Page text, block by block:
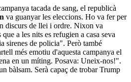
tacada de sang, el republicà
va guanyar les eleccions. Ho va fer per
discurs de llei i ordre. Nixon va
a les nits es refugien a casa seva
sirenes de policia". Però també
més emotiu d'aquesta campanya el
en un míting. Posava: Uneix-nos!".
bàlsam. Serà capaç de trobar Trump